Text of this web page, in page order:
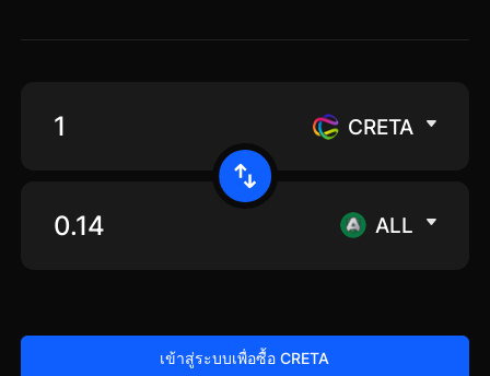
CRETA
ALL
เข้าสู่ระบบเพื่อซื้อ CRETA